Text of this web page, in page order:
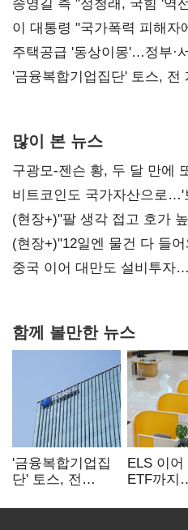
리모델링' 제안
송영길 측 "정청래, 국힘 '역
총선 지휘 못해"
이 대통령 "국가폭력 피해
진실 밝혀야"
주택공급 '동상이몽'…정부·
'금융복합기업집단' 토스, 전
많이 본 뉴스
구광모-젠슨 황, 두 달 만에
비트코인도 국가자산으로…'
숙제
(현장+)"팔 생각 접고 호가
20억 키맞추기
(현장+)"12일엔 물건 다 들
연 홈플러스
중국 이어 대만도 설비투자…
함께 볼만한 뉴스
'금융복합기업집
단' 토스, 전
표준화
ELS 이어
ETF까지
제동 걸